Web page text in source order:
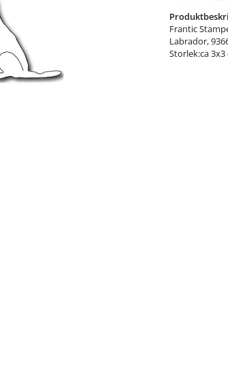
Frantic
Labrador,
Storlek:ca 3x3